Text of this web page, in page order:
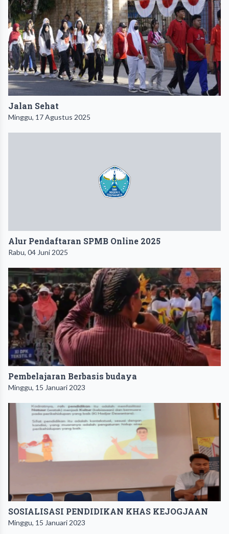
Jalan Sehat
Minggu, 17 Agustus 2025
Alur Pendaftaran SPMB Online 2025
Rabu, 04 Juni 2025
Pembelajaran Berbasis budaya
Minggu, 15 Januari 2023
SOSIALISASI PENDIDIKAN KHAS KEJOGJAAN
Minggu, 15 Januari 2023